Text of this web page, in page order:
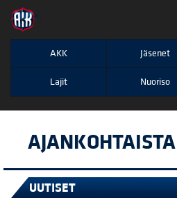
";
AKK Jäsenet
Lajit Nuoriso
AJANKOHTAISTA
UUTISET